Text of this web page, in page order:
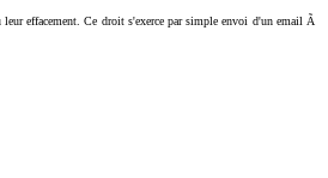
effacement. Ce droit s'exerce par simple envoi d'un email Ã